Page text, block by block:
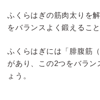
ふくらはぎの筋肉太りを
をバランスよく鍛えるこ
ふくらはぎには「腓腹筋
があり、この2つをバラ
ょう。